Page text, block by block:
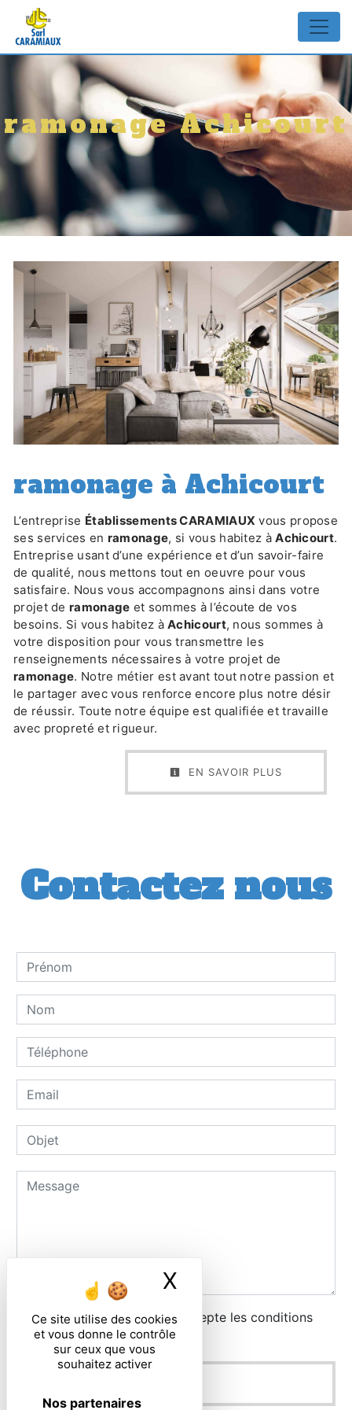
Panneau de gestion des cookies
Ce site utilise des cookies
et vous donne le contrôle
sur ceux que vous
souhaitez activer
Nos partenaires
X
ramonage Achicourt
ramonage à Achicourt
L’entreprise Établissements CARAMIAUX vous propose
ses services en ramonage, si vous habitez àAchicourt.
Entreprise usant d’une expérience et d’un savoir-faire
de qualité, nous mettons tout en oeuvre pour vous
satisfaire. Nous vous accompagnons ainsi dans votre
projet de ramonage et sommes à l’écoute de vos
besoins. Si vous habitez àAchicourt, nous sommes à
votre disposition pour vous transmettre les
renseignements nécessaires à votre projet de
ramonage. Notre métier est avant tout notre passion et
le partager avec vous renforce encore plus notre désir
de réussir. Toute notre équipe est qualifiée et travaille
avec propreté et rigueur.
EN SAVOIR PLUS
Contactez nous
En cochant cette case, j'accepte les conditions
particulières ci-dessous **